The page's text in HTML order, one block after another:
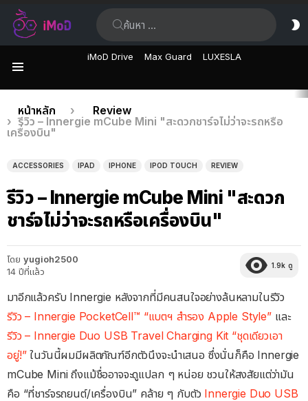
iMoD Drive Max Guard LUXESLA
เรื่อง
ล่าสุด
คุณอยู่ที่นี่:
หน้าหลัก
Review
รีวิว – Innergie mCube Mini "สะดวกชาร์จไม่ว่าจะรถหรือ
เครื่องบิน"
ACCESSORIES IPAD IPHONE IPOD TOUCH REVIEW
รีวิว – Innergie mCube Mini "สะดวก
ชาร์จไม่ว่าจะรถหรือเครื่องบิน"
โดย yugioh2500
14 ปีที่แล้ว
1.9k ดู
มาอีกแล้วครับ Innergie หลังจากที่มีคนสนใจอย่างล้นหลามในรีวิว
รีวิว – Innergie PocketCell™ “แบตฯ สำรอง Apple Style” และ
รีวิว – Innergie Duo USB Travel Charging Kit “ชุดเดียวเอา
อยู่!”ในวันนี้ผมมีผลิตภัณฑ์อีกตัวนึงจะนำเสนอ ซึ่งนั่นก็คือ Innergie
mCube Mini ถึงแม้ชื่ออาจจะดูแปลก ๆ หน่อย ชวนให้สงสัยแต่ว่ามัน
คือ “ที่ชาร์จรถยนต์/เครื่องบิน” คล้าย ๆ กับตัว Innergie Duo USB